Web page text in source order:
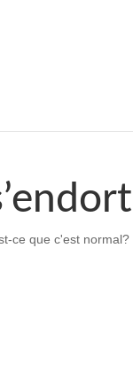
ce que c'est normal?